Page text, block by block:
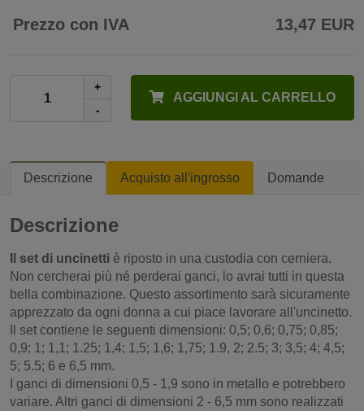
Prezzo con IVA 13,47 EUR
+
-
AGGIUNGI AL CARRELLO
Descrizione Acquisto all'ingrosso Domande
Descrizione
Il set di uncinetti è riposto in una custodia con cerniera.
Non cercherai più né perderai ganci, lo avrai tutti in questa
bella combinazione. Questo assortimento sarà sicuramente
apprezzato da ogni donna a cui piace lavorare all'uncinetto.
Il set contiene le seguenti dimensioni: 0,5; 0,6; 0,75; 0,85;
0,9; 1; 1,1; 1.25; 1,4; 1,5; 1,6; 1,75; 1.9, 2; 2.5; 3; 3,5; 4; 4,5;
5; 5.5; 6 e 6,5 mm.
I ganci di dimensioni 0,5 - 1,9 sono in metallo e potrebbero
variare. Altri ganci di dimensioni 2 - 6,5 mm sono realizzati